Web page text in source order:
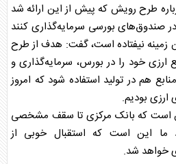
طرح رویش که پیش از این ارائه شد
صندوق‌های بورسی سرمایه‌گذاری کنند
زمینه نیفتاده است، گفت: هدف از طرح
خود را در بورس، سرمایه‌گذاری و
هم در تولید استفاده شود که امروز
بودیم.
است که بانک مرکزی تا سقف مشخصی
ما این است که استقبال خوبی از
خواهد شد.